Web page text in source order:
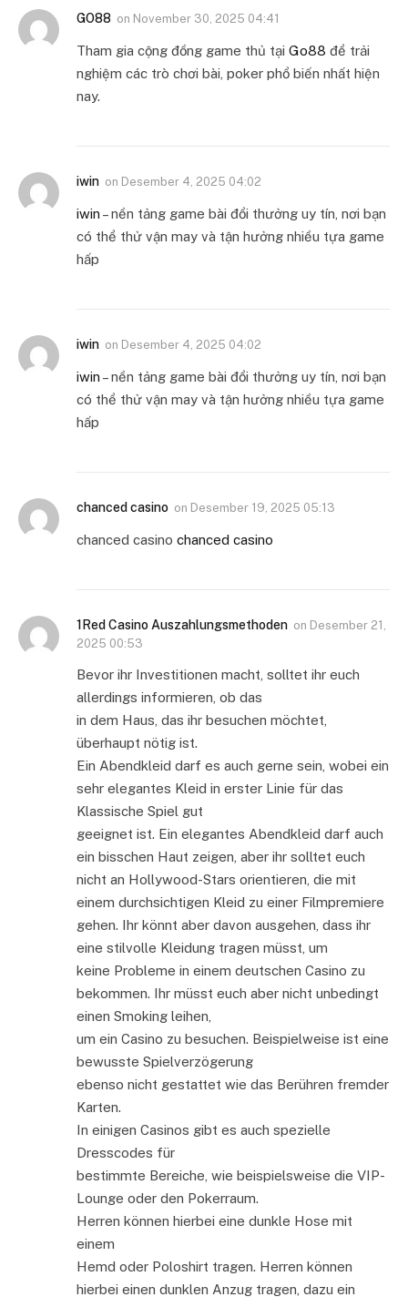
GO88 on November 30, 2025 04:41
Tham gia cộng đồng game thủ tại Go88 để trải
nghiệm các trò chơi bài, poker phổ biến nhất hiện
nay.
iwin on Desember 4, 2025 04:02
iwin – nền tảng game bài đổi thưởng uy tín, nơi bạn
có thể thử vận may và tận hưởng nhiều tựa game
hấp
iwin on Desember 4, 2025 04:02
iwin – nền tảng game bài đổi thưởng uy tín, nơi bạn
có thể thử vận may và tận hưởng nhiều tựa game
hấp
chanced casino on Desember 19, 2025 05:13
chanced casino chanced casino
1Red Casino Auszahlungsmethoden on Desember 21,
2025 00:53
Bevor ihr Investitionen macht, solltet ihr euch
allerdings informieren, ob das
in dem Haus, das ihr besuchen möchtet,
überhaupt nötig ist.
Ein Abendkleid darf es auch gerne sein, wobei ein
sehr elegantes Kleid in erster Linie für das
Klassische Spiel gut
geeignet ist. Ein elegantes Abendkleid darf auch
ein bisschen Haut zeigen, aber ihr solltet euch
nicht an Hollywood-Stars orientieren, die mit
einem durchsichtigen Kleid zu einer Filmpremiere
gehen. Ihr könnt aber davon ausgehen, dass ihr
eine stilvolle Kleidung tragen müsst, um
keine Probleme in einem deutschen Casino zu
bekommen. Ihr müsst euch aber nicht unbedingt
einen Smoking leihen,
um ein Casino zu besuchen. Beispielweise ist eine
bewusste Spielverzögerung
ebenso nicht gestattet wie das Berühren fremder
Karten.
In einigen Casinos gibt es auch spezielle
Dresscodes für
bestimmte Bereiche, wie beispielsweise die VIP-
Lounge oder den Pokerraum.
Herren können hierbei eine dunkle Hose mit
einem
Hemd oder Poloshirt tragen. Herren können
hierbei einen dunklen Anzug tragen, dazu ein